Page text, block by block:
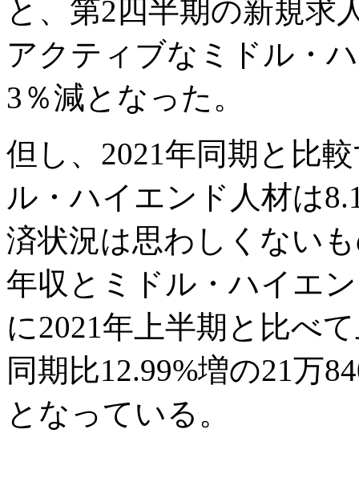
と、第2四半期の新規求
アクティブなミドル・
3％減となった。
但し、2021年同期と比
ル・ハイエンド人材は
済状況は思わしくない
年収とミドル・ハイエ
に2021年上半期と比べ
同期比12.99%増の21万
となっている。